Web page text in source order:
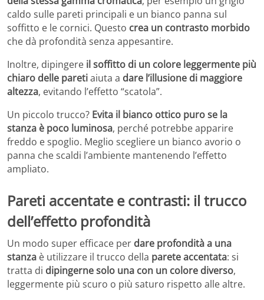
caldo sulle pareti principali e un bianco panna sul
soffitto e le cornici. Questo crea un contrasto morbido
che dà profondità senza appesantire.
Inoltre, dipingere il soffitto di un colore leggermente più
chiaro delle paretiaiuta a dare l’illusione di maggiore
altezza, evitando l’effetto “scatola”.
Un piccolo trucco? Evita il bianco ottico puro se la
stanza è poco luminosa, perché potrebbe apparire
freddo e spoglio. Meglio scegliere un bianco avorio o
panna che scaldi l’ambiente mantenendo l’effetto
ampliato.
Pareti accentate e contrasti: il trucco
dell’effetto profondità
Un modo super efficace per dare profondità a una
stanza è utilizzare il trucco della parete accentata: si
tratta di dipingerne solo una con un colore diverso,
leggermente più scuro o più saturo rispetto alle altre.